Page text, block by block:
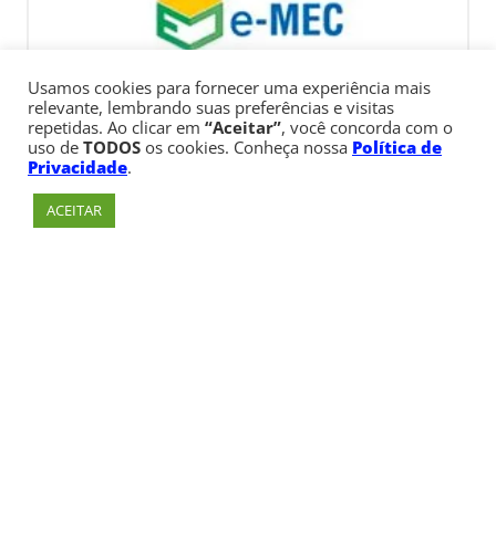
Usamos cookies para fornecer uma experiência mais
relevante, lembrando suas preferências e visitas
repetidas. Ao clicar em “Aceitar”, você concorda com o
uso de TODOS os cookies. Conheça nossa Política de
Privacidade.
ACEITAR